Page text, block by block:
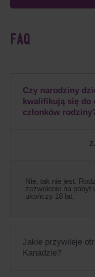
FAQ
Czy narodziny
kwalifikują się do
członków
Nie, tak nie jest.
zezwolenie na pobyt
ukończy 18 lat.
Jakie przywileje
Kanadzie?